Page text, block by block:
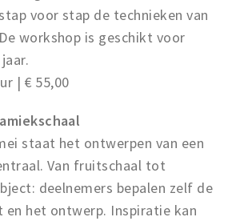
voor stap de technieken van
workshop is geschikt voor
| € 55,00
staat het ontwerpen van een
Van fruitschaal tot
deelnemers bepalen zelf de
het ontwerp. Inspiratie kan